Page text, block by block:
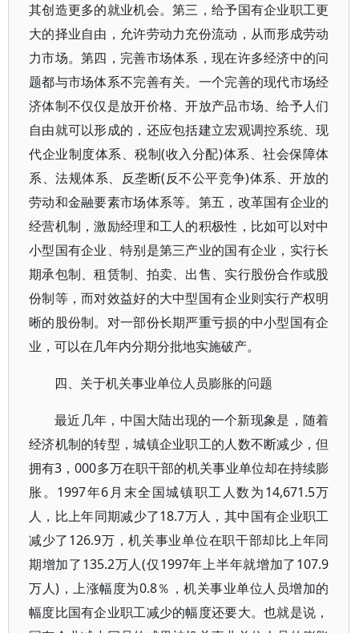
其创造更多的就业机会。第三，给予国有企业职工更
大的择业自由，允许劳动力充份流动，从而形成劳动
力市场。第四，完善市场体系，现在许多经济中的问
题都与市场体系不完善有关。一个完善的现代市场经
济体制不仅仅是放开价格、开放产品市场、给予人们
自由就可以形成的，还应包括建立宏观调控系统、现
代企业制度体系、税制(收入分配)体系、社会保障体
系、法规体系、反垄断(反不公平竞争)体系、开放的
劳动和金融要素市场体系等。第五，改革国有企业的
经营机制，激励经理和工人的积极性，比如可以对中
小型国有企业、特别是第三产业的国有企业，实行长
期承包制、租赁制、拍卖、出售、实行股份合作或股
份制等，而对效益好的大中型国有企业则实行产权明
晰的股份制。对一部份长期严重亏损的中小型国有企
业，可以在几年内分期分批地实施破产。
四、关于机关事业单位人员膨胀的问题
最近几年，中国大陆出现的一个新现象是，随着
经济机制的转型，城镇企业职工的人数不断减少，但
拥有3，000多万在职干部的机关事业单位却在持续膨
胀。1997年6月末全国城镇职工人数为14,671.5万
人，比上年同期减少了18.7万人，其中国有企业职工
减少了126.9万，机关事业单位在职干部却比上年同
期增加了135.2万人(仅1997年上半年就增加了107.9
万人)，上涨幅度为0.8％，机关事业单位人员增加的
幅度比国有企业职工减少的幅度还要大。也就是说，